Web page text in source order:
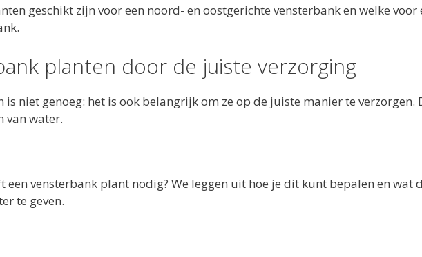
geschikt zijn voor een noord- en oostgerichte vensterbank en welke voor
planten door de juiste verzorging
is niet genoeg: het is ook belangrijk om ze op de juiste manier te verzorgen.
van water.
een vensterbank plant nodig? We leggen uit hoe je dit kunt bepalen en wat
te geven.